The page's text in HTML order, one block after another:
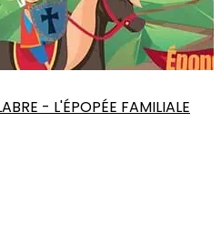
- L'ÉPOPÉE FAMILIALE